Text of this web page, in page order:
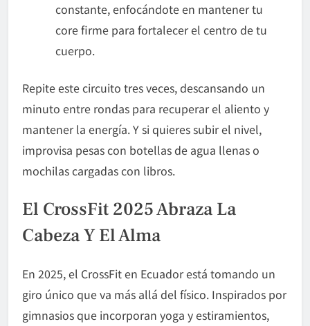
constante, enfocándote en mantener tu
core firme para fortalecer el centro de tu
cuerpo.
Repite este circuito tres veces, descansando un
minuto entre rondas para recuperar el aliento y
mantener la energía. Y si quieres subir el nivel,
improvisa pesas con botellas de agua llenas o
mochilas cargadas con libros.
El CrossFit 2025 Abraza La
Cabeza Y El Alma
En 2025, el CrossFit en Ecuador está tomando un
giro único que va más allá del físico. Inspirados por
gimnasios que incorporan yoga y estiramientos,